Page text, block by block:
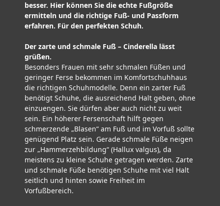
besser. Hier können Sie die echte Fußgröße
ermitteln und die richtige Fuß- und Passform
erfahren. Für den perfekten Schuh.
Der zarte und schmale Fuß – Cinderella lässt
grüßen.
Besonders Frauen mit sehr schmalen Füßen und
geringer Ferse bekommen im Komfortschuhhaus
die richtigen Schuhmodelle. Denn ein zarter Fuß
benötigt Schuhe, die ausreichend Halt geben, ohne
einzuengen. Sie dürfen aber auch nicht zu weit
sein. Ein höherer Fersenschaft hilft gegen
schmerzende „Blasen“ am Fuß und im Vorfuß sollte
genügend Platz sein. Gerade schmale Füße neigen
zur „Hammerzehbildung“ (Hallux valgus), da
meistens zu kleine Schuhe getragen werden. Zarte
und schmale Füße benötigen Schuhe mit viel Halt
seitlich und hinten sowie Freiheit im
Vorfußbereich.